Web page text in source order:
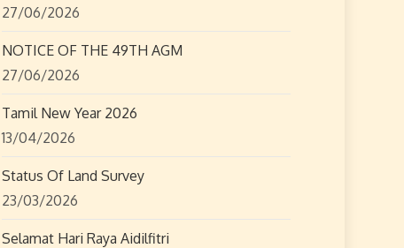
27/06/2026
NOTICE OF THE 49TH AGM
27/06/2026
Tamil New Year 2026
13/04/2026
Status Of Land Survey
23/03/2026
Selamat Hari Raya Aidilfitri